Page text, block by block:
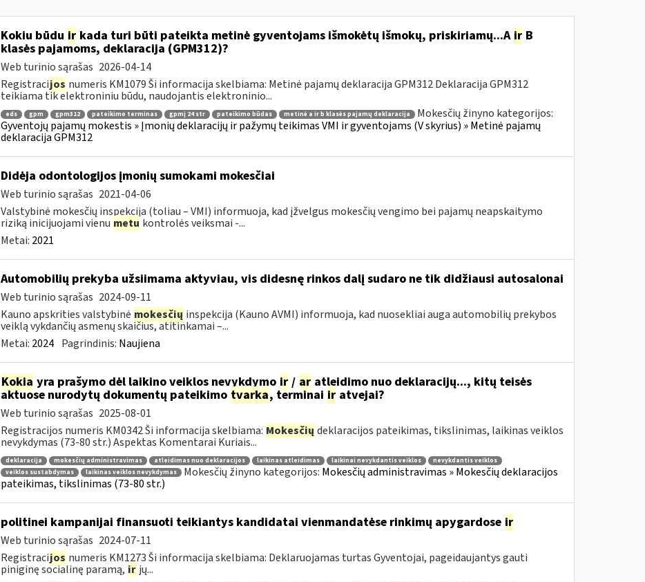
Kokiu būdu irkada turi būti pateikta metinė gyventojams išmokėtų išmokų, priskiriamų...A irB
klasės pajamoms, deklaracija (GPM312)?
Web turinio sąrašas 2026-04-14
Registracijos numeris KM1079 Ši informacija skelbiama: Metinė pajamų deklaracija GPM312 Deklaracija GPM312
teikiama tik elektroniniu būdu, naudojantis elektroninio...
eds gpm gpm312 pateikimo terminas gpmį 24 str pateikimo būdas metinė a ir b klasės pajamų deklaracija
Mokesčių žinyno kategorijos:
Gyventojų pajamų mokestis » Įmonių deklaracijų ir pažymų teikimas VMI ir gyventojams (V skyrius) » Metinė pajamų
deklaracija GPM312
Didėja odontologijos įmonių sumokami mokesčiai
Web turinio sąrašas 2021-04-06
Valstybinė mokesčių inspekcija (toliau – VMI) informuoja, kad įžvelgus mokesčių vengimo bei pajamų neapskaitymo
riziką inicijuojami vienu metu kontrolės veiksmai -...
Metai: 2021
Automobilių prekyba užsiimama aktyviau, vis didesnę rinkos dalį sudaro ne tik didžiausi autosalonai
Web turinio sąrašas 2024-09-11
Kauno apskrities valstybinė mokesčių inspekcija (Kauno AVMI) informuoja, kad nuosekliai auga automobilių prekybos
veiklą vykdančių asmenų skaičius, atitinkamai –...
Metai: 2024 Pagrindinis: Naujiena
Kokia yra prašymo dėl laikino veiklos nevykdymo ir/ aratleidimo nuo deklaracijų..., kitų teisės
aktuose nurodytų dokumentų pateikimo tvarka, terminai iratvejai?
Web turinio sąrašas 2025-08-01
Registracijos numeris KM0342 Ši informacija skelbiama: Mokesčių deklaracijos pateikimas, tikslinimas, laikinas veiklos
nevykdymas (73-80 str.) Aspektas Komentarai Kuriais...
deklaracija mokesčių administravimas atleidimas nuo deklaracijos laikinas atleidimas laikinai nevykdantis veiklos
nevykdantis veiklos
veiklos sustabdymas
laikinas veiklos nevykdymas Mokesčių žinyno kategorijos: Mokesčių administravimas » Mokesčių deklaracijos
pateikimas, tikslinimas (73-80 str.)
politinei kampanijai finansuoti teikiantys kandidatai vienmandatėse rinkimų apygardose ir
Web turinio sąrašas 2024-07-11
Registracijos numeris KM1273 Ši informacija skelbiama: Deklaruojamas turtas Gyventojai, pageidaujantys gauti
piniginę socialinę paramą, ir jų...